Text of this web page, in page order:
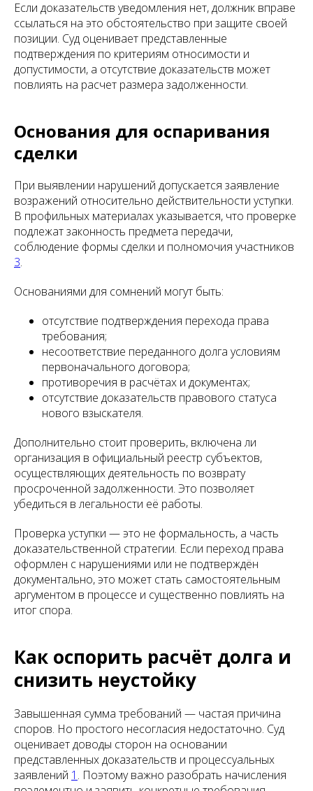
Если доказательств уведомления нет, должник вправе
ссылаться на это обстоятельство при защите своей
позиции. Суд оценивает представленные
подтверждения по критериям относимости и
допустимости, а отсутствие доказательств может
повлиять на расчет размера задолженности.
Основания для оспаривания
сделки
При выявлении нарушений допускается заявление
возражений относительно действительности уступки.
В профильных материалах указывается, что проверке
подлежат законность предмета передачи,
соблюдение формы сделки и полномочия участников
3.
Основаниями для сомнений могут быть:
отсутствие подтверждения перехода права
требования;
несоответствие переданного долга условиям
первоначального договора;
противоречия в расчётах и документах;
отсутствие доказательств правового статуса
нового взыскателя.
Дополнительно стоит проверить, включена ли
организация в официальный реестр субъектов,
осуществляющих деятельность по возврату
просроченной задолженности. Это позволяет
убедиться в легальности её работы.
Проверка уступки — это не формальность, а часть
доказательственной стратегии. Если переход права
оформлен с нарушениями или не подтверждён
документально, это может стать самостоятельным
аргументом в процессе и существенно повлиять на
итог спора.
Как оспорить расчёт долга и
снизить неустойку
Завышенная сумма требований — частая причина
споров. Но простого несогласия недостаточно. Суд
оценивает доводы сторон на основании
представленных доказательств и процессуальных
заявлений 1 . Поэтому важно разобрать начисления